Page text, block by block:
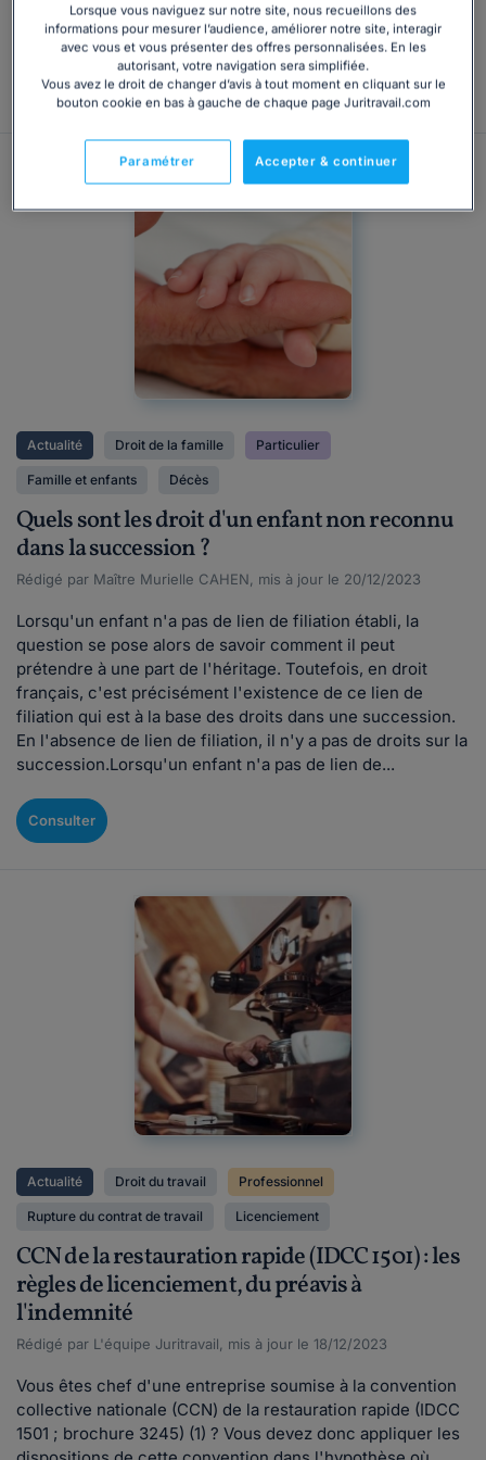
dans leur rédaction issue de l'avenant du 3...
Consulter
Actualité Droit de la famille Particulier
Famille et enfants Décès
Quels sont les droit d'un enfant non reconnu
dans la succession ?
Rédigé par Maître Murielle CAHEN, mis à jour le 20/12/2023
Lorsqu'un enfant n'a pas de lien de filiation établi, la
question se pose alors de savoir comment il peut
prétendre à une part de l'héritage. Toutefois, en droit
français, c'est précisément l'existence de ce lien de
filiation qui est à la base des droits dans une succession.
En l'absence de lien de filiation, il n'y a pas de droits sur la
succession.Lorsqu'un enfant n'a pas de lien de...
Consulter
Actualité Droit du travail Professionnel
Rupture du contrat de travail Licenciement
CCN de la restauration rapide (IDCC 1501) : les
règles de licenciement, du préavis à
l'indemnité
Rédigé par L'équipe Juritravail, mis à jour le 18/12/2023
Vous êtes chef d'une entreprise soumise à la convention
collective nationale (CCN) de la restauration rapide (IDCC
1501 ; brochure 3245) (1) ? Vous devez donc appliquer les
Lorsque vous naviguez sur notre site, nous recueillons des
informations pour mesurer l’audience, améliorer notre site, interagir
avec vous et vous présenter des offres personnalisées. En les
autorisant, votre navigation sera simplifiée.
Vous avez le droit de changer d’avis à tout moment en cliquant sur le
bouton cookie en bas à gauche de chaque page Juritravail.com
Accepter & continuer
Paramétrer